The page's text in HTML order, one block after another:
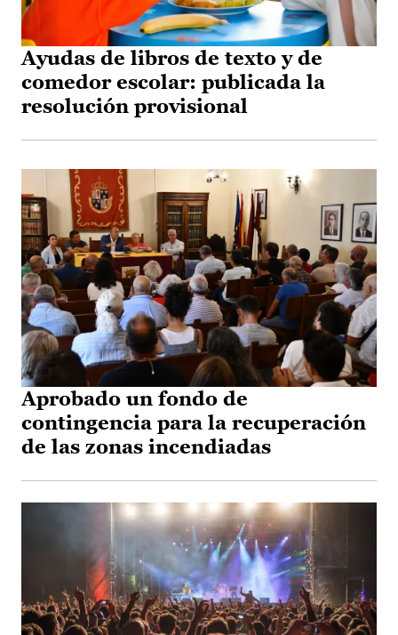
Ayudas de libros de texto y de
comedor escolar: publicada la
resolución provisional
Aprobado un fondo de
contingencia para la recuperación
de las zonas incendiadas